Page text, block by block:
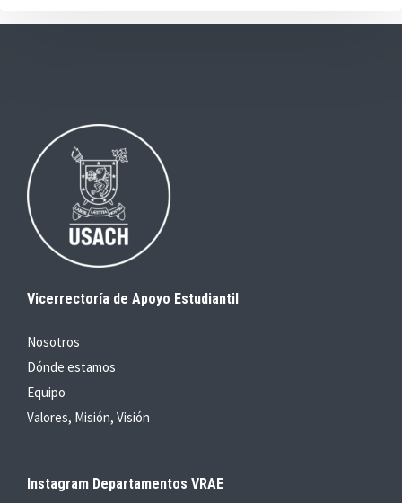
Vicerrectoría de Apoyo Estudiantil
Nosotros
Dónde estamos
Equipo
Valores, Misión, Visión
Instagram Departamentos VRAE